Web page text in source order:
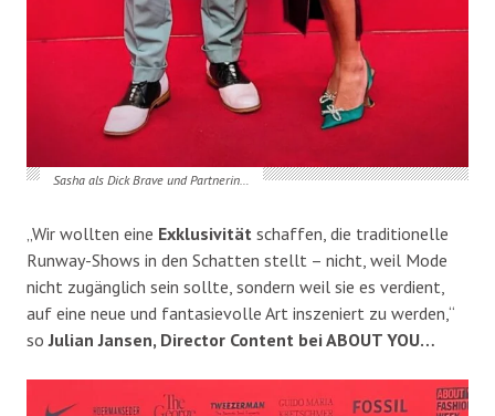
Sasha als Dick Brave und Partnerin…
„Wir wollten eine Exklusivität schaffen, die traditionelle
Runway-Shows in den Schatten stellt – nicht, weil Mode
nicht zugänglich sein sollte, sondern weil sie es verdient,
auf eine neue und fantasievolle Art inszeniert zu werden,“
soJulian Jansen, Director Content beiABOUT YOU…